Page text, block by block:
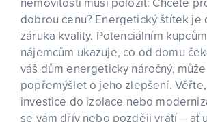
dobrou cenu? Energetický štítek je
záruka kvality. Potenciálním
nájemcům ukazuje, co od domu
váš dům energeticky náročný,
popřemýšlet o jeho zlepšení.
investice do izolace nebo
se vám dřív nebo později vrátí – ať